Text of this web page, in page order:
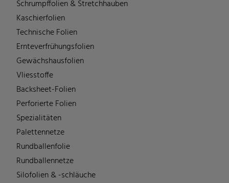
Schrumpffolien & Stretchhauben
Kaschierfolien
Technische Folien
Ernteverfrühungsfolien
Gewächshausfolien
Vliesstoffe
Backsheet-Folien
Perforierte Folien
Spezialitäten
Palettennetze
Rundballenfolie
Rundballennetze
Silofolien & -schläuche